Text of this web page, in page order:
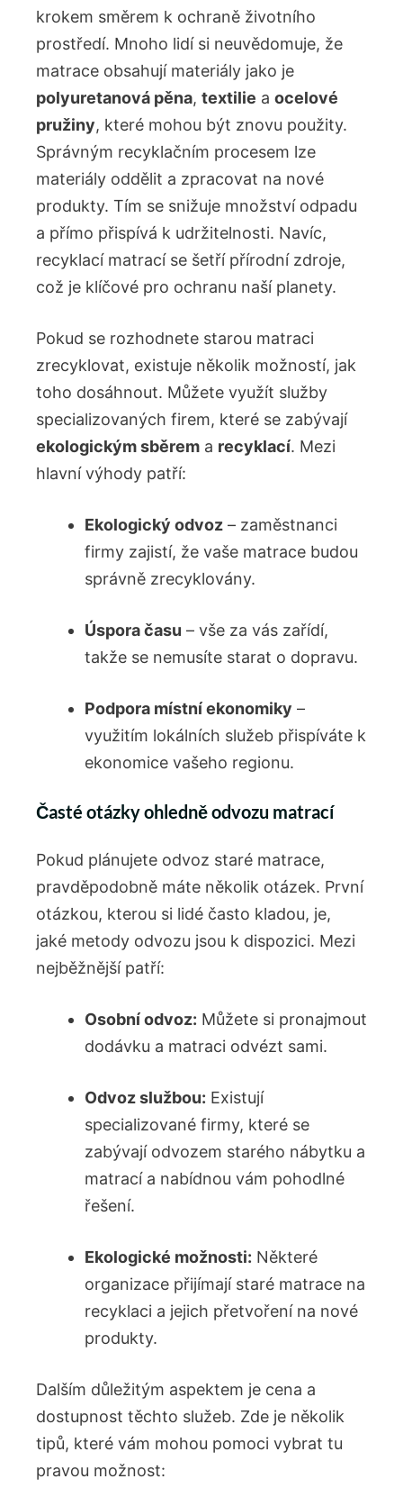
krokem⁣ směrem k ⁣ochraně životního
prostředí. Mnoho lidí si neuvědomuje, že
matrace ⁤obsahují ⁤materiály ‍jako je
polyuretanová pěna, textilie a ocelové
pružiny, ‌které mohou být znovu použity.
Správným ‌recyklačním procesem lze
materiály oddělit a zpracovat na ⁣nové
⁣produkty. Tím se snižuje množství odpadu
a přímo přispívá k‌ udržitelnosti. Navíc,
recyklací matrací se šetří přírodní zdroje,
což je klíčové pro ⁣ochranu naší planety.
Pokud se rozhodnete starou matraci
zrecyklovat, existuje několik možností, jak
toho dosáhnout. Můžete využít služby
specializovaných⁣ firem, které se​ zabývají ​
ekologickým sběrem a recyklací. Mezi
hlavní ⁢výhody patří:
Ekologický ‌odvoz ⁢–‌ zaměstnanci
firmy zajistí, že vaše matrace budou​
správně zrecyklovány.
Úspora času – vše za vás zařídí,
takže se⁢ nemusíte starat ⁣o dopravu.
Podpora místní ekonomiky –
využitím‍ lokálních služeb‌ přispíváte k
ekonomice vašeho regionu.
Časté otázky ohledně odvozu matrací
Pokud plánujete ⁢odvoz staré matrace,
pravděpodobně⁢ máte několik ⁢otázek. První
‍otázkou, kterou si ⁤lidé často kladou, je,
jaké metody​ odvozu‍ jsou k dispozici. Mezi
nejběžnější patří:
Osobní odvoz: Můžete si pronajmout
dodávku a matraci odvézt sami.
Odvoz službou: Existují‌
specializované firmy, které se
zabývají odvozem starého nábytku a
matrací a nabídnou vám pohodlné​
řešení.
Ekologické ⁣možnosti: ⁢Některé
organizace přijímají ​staré matrace na
⁣recyklaci a jejich​ přetvoření na nové
produkty.
Dalším důležitým⁢ aspektem je cena a
dostupnost těchto služeb. Zde je několik
tipů, které⁣ vám mohou pomoci vybrat tu⁤
pravou‍ možnost: